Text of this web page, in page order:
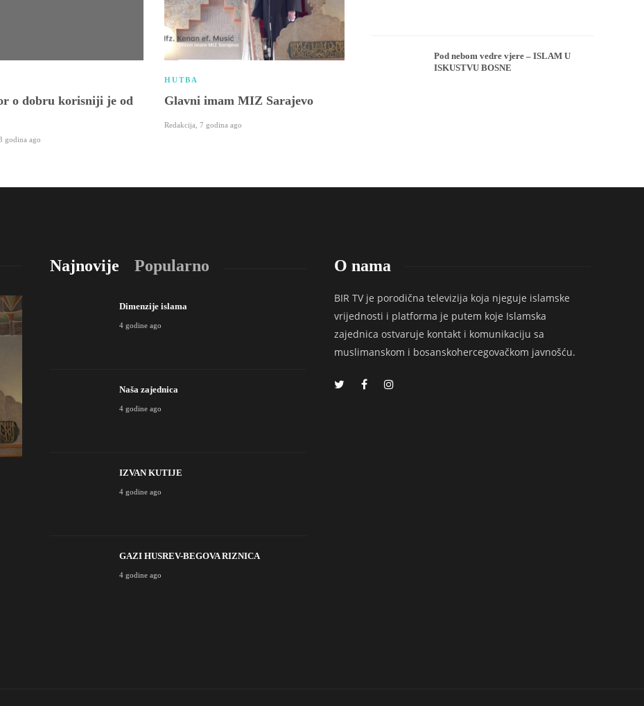
o dobru korisniji je od
godina ago
HUTBA
Glavni imam MIZ Sarajevo
Redakcija 7 godina ago
Pod nebom vedre vjere – ISLAM U
ISKUSTVU BOSNE
Najnovije Popularno
Dimenzije islama
4 godine ago
Naša zajednica
4 godine ago
IZVAN KUTIJE
4 godine ago
GAZI HUSREV-BEGOVA RIZNICA
4 godine ago
O nama
BIR TV je porodična televizija koja njeguje islamske
vrijednosti i platforma je putem koje Islamska
zajednica ostvaruje kontakt i komunikaciju sa
muslimanskom i bosanskohercegovačkom javnošću.